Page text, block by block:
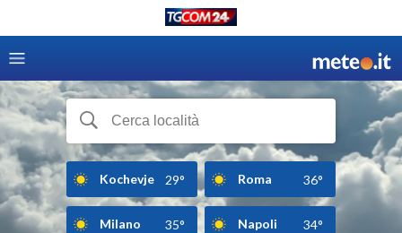
Kochevje 29° Roma 36°
Milano 35° Napoli 34°